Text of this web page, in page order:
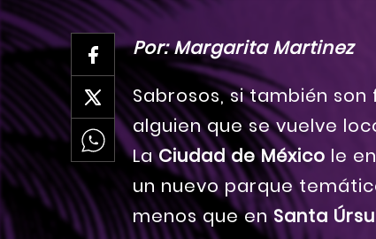
Por: Margarita Martinez
Sabrosos, si también son
alguien que se vuelve
LaCiudad de México le
un nuevo parque
menos que enSanta